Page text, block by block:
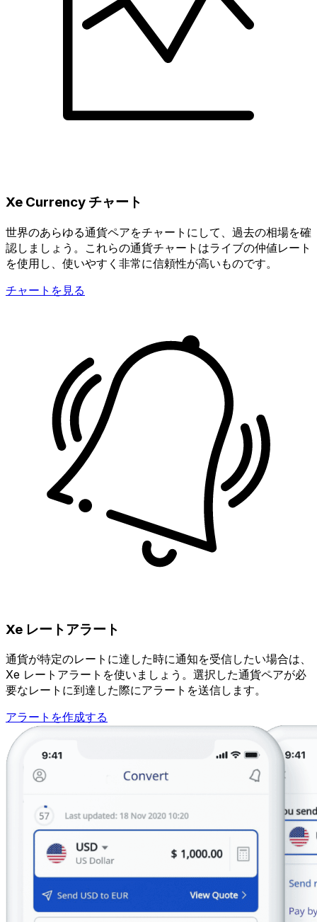
Xe Currency チャート
世界のあらゆる通貨ペアをチャートにして、過去の相場を確
認しましょう。これらの通貨チャートはライブの仲値レート
を使用し、使いやすく非常に信頼性が高いものです。
チャートを見る
Xe レートアラート
通貨が特定のレートに達した時に通知を受信したい場合は、
Xe レートアラートを使いましょう。選択した通貨ペアが必
要なレートに到達した際にアラートを送信します。
アラートを作成する